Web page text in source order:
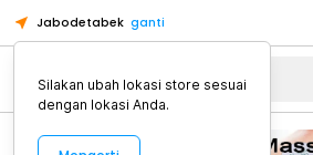
Jabodetabek ganti
Alat Kopi
Silakan ubah lokasi store sesuai
dengan lokasi Anda.